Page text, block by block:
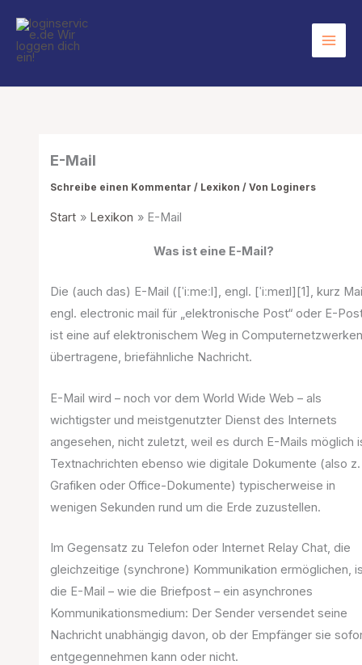
Inhalt
springen
E-Mail
Schreibe einen Kommentar / Lexikon / Von Loginers
Start Lexikon E-Mail
Was ist eine E-Mail?
Die (auch das) E-Mail ([ˈiːmeːl], engl. [ˈiːmeɪl][1], kurz
engl. electronic mail für „elektronische Post“ oder E-
ist eine auf elektronischem Weg in
übertragene, briefähnliche Nachricht.
E-Mail wird – noch vor dem World Wide Web – als
wichtigster und meistgenutzter Dienst des Internets
angesehen, nicht zuletzt, weil es durch E-Mails möglich
Textnachrichten ebenso wie digitale Dokumente (also
Grafiken oder Office-Dokumente) typischerweise in
wenigen Sekunden rund um die Erde zuzustellen.
Im Gegensatz zu Telefon oder Internet Relay Chat, die
gleichzeitige (synchrone) Kommunikation ermöglichen,
die E-Mail – wie die Briefpost – ein asynchrones
Kommunikationsmedium: Der Sender versendet seine
Nachricht unabhängig davon, ob der Empfänger sie
entgegennehmen kann oder nicht.